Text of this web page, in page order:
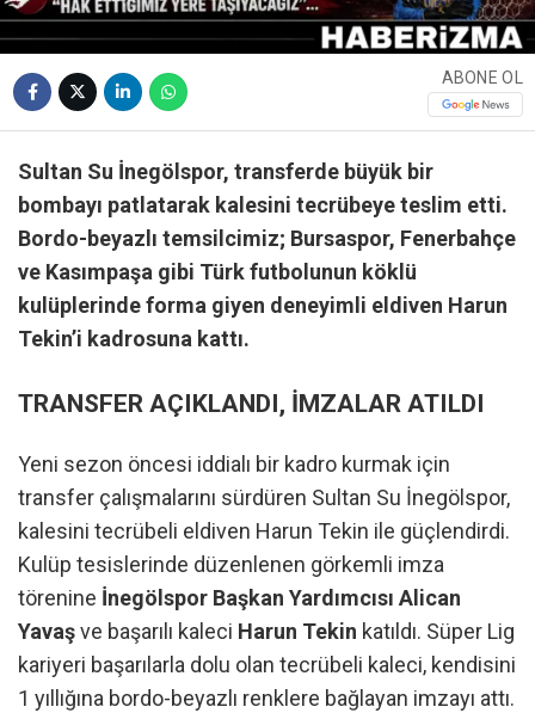
ABONE OL
Sultan Su İnegölspor, transferde büyük bir
bombayı patlatarak kalesini tecrübeye teslim etti.
Bordo-beyazlı temsilcimiz; Bursaspor, Fenerbahçe
ve Kasımpaşa gibi Türk futbolunun köklü
kulüplerinde forma giyen deneyimli eldiven Harun
Tekin’i kadrosuna kattı.
TRANSFER AÇIKLANDI, İMZALAR ATILDI
Yeni sezon öncesi iddialı bir kadro kurmak için
transfer çalışmalarını sürdüren Sultan Su İnegölspor,
kalesini tecrübeli eldiven Harun Tekin ile güçlendirdi.
Kulüp tesislerinde düzenlenen görkemli imza
törenine İnegölspor Başkan Yardımcısı Alican
Yavaşve başarılı kaleci Harun Tekin katıldı. Süper Lig
kariyeri başarılarla dolu olan tecrübeli kaleci, kendisini
1 yıllığına bordo-beyazlı renklere bağlayan imzayı attı.